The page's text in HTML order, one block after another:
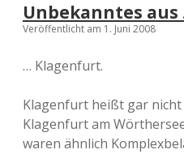
Unbekanntes
Veröffentlicht am 1. Juni 2008
… Klagenfurt.
Klagenfurt heißt gar
Klagenfurt am
waren ähnlich